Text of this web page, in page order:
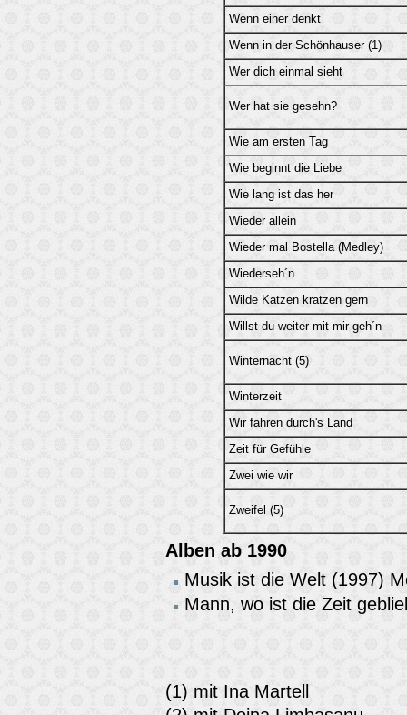
Wenn einer denkt
Wenn in der Schönhauser (1)
Wer dich einmal sieht
Wer hat sie gesehn?
Wie am ersten Tag
Wie beginnt die Liebe
Wie lang ist das her
Wieder allein
Wieder mal Bostella (Medley)
Wiederseh´n
Wilde Katzen kratzen gern
Willst du weiter mit mir geh´n
Winternacht (5)
Winterzeit
Wir fahren durch's Land
Zeit für Gefühle
Zwei wie wir
Zweifel (5)
Alben ab 1990
Musik ist die Welt (1997)
Mann, wo ist die Zeit
(1) mit Ina Martell